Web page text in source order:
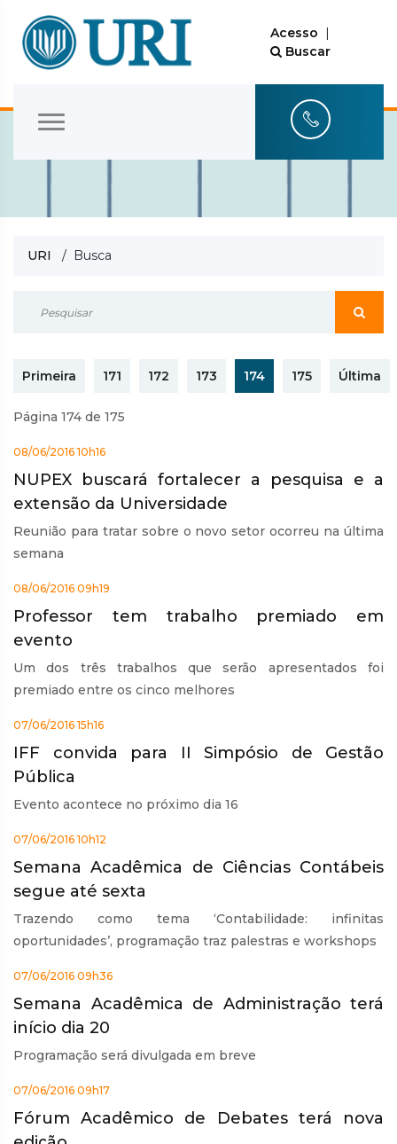
Acesso |
Buscar
URI / Busca
Primeira 171 172 173 174 175 Última
Página 174 de 175
08/06/2016 10h16
NUPEX buscará fortalecer a pesquisa e a
extensão da Universidade
Reunião para tratar sobre o novo setor ocorreu na última
semana
08/06/2016 09h19
Professor tem trabalho premiado em
evento
Um dos três trabalhos que serão apresentados foi
premiado entre os cinco melhores
07/06/2016 15h16
IFF convida para II Simpósio de Gestão
Pública
Evento acontece no próximo dia 16
07/06/2016 10h12
Semana Acadêmica de Ciências Contábeis
segue até sexta
Trazendo como tema ‘Contabilidade: infinitas
oportunidades’, programação traz palestras e workshops
07/06/2016 09h36
Semana Acadêmica de Administração terá
início dia 20
Programação será divulgada em breve
07/06/2016 09h17
Fórum Acadêmico de Debates terá nova